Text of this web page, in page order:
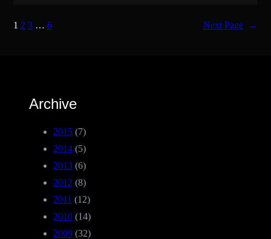
1 2 3 … 6 Next Page →
Archive
2015 (7)
2014 (5)
2013 (6)
2012 (8)
2011 (12)
2010 (14)
2009 (32)